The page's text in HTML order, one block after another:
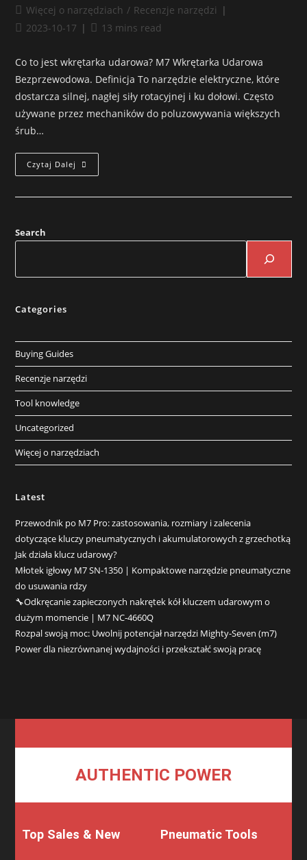
Więcej o narzędziach / Recenzje narzędzi
2023-10-17
13 mins read
Co to jest wkrętarka udarowa? M7 Wkrętarka Udarowa
Bezprzewodowa. Definicja To narzędzie elektryczne, które
dostarcza silnej, nagłej siły rotacyjnej i ku dołowi. Często
używane przez mechaników do poluzowywania większych
śrub…
Czytaj Dalej
Search
Categories
Buying Guides
Recenzje narzędzi
Tool knowledge
Uncategorized
Więcej o narzędziach
Latest
Przewodnik po M7 Pro: zastosowania, rozmiary i zalecenia
dotyczące kluczy pneumatycznych i akumulatorowych z grzechotką
Jak działa klucz udarowy?
Młotek igłowy M7 SN-1350 | Kompaktowe narzędzie pneumatyczne
do usuwania rdzy
🔧Odkręcanie zapieczonych nakrętek kół kluczem udarowym o
dużym momencie | M7 NC-4660Q
Rozpal swoją moc: Uwolnij potencjał narzędzi Mighty-Seven (m7)
Power dla niezrównanej wydajności i przekształć swoją pracę
AUTHENTIC POWER
Top Sales & New Pneumatic Tools